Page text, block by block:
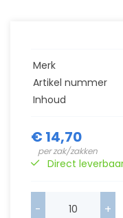
Merk
Artikel nummer
Inhoud
€ 14,70
per zak/zakken
Direct
- +